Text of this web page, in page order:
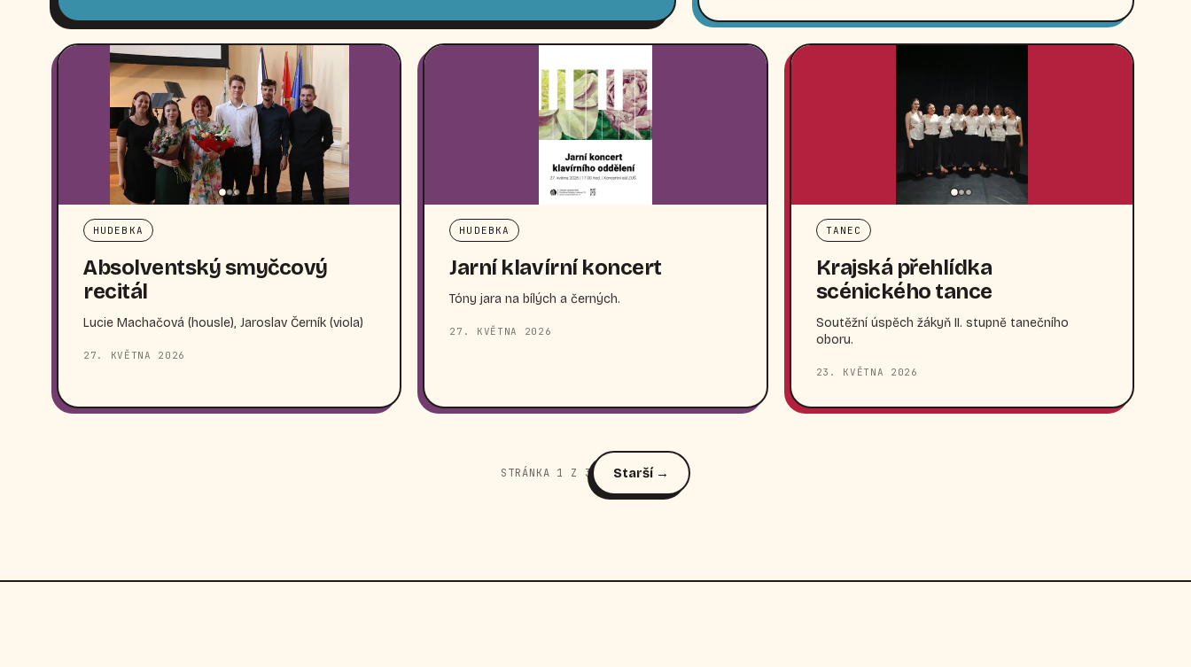
HUDEBKA
Absolventský smyčcový
recitál
Lucie Machačová (housle), Jaroslav Černík (viola)
27. KVĚTNA 2026
HUDEBKA
Jarní klavírní koncert
Tóny jara na bílých a černých.
27. KVĚTNA 2026
TANEC
Krajská přehlídka
scénického tance
Soutěžní úspěch žákyň II. stupně tanečního
oboru.
23. KVĚTNA 2026
STRÁNKA 1 Z 3 Starší →